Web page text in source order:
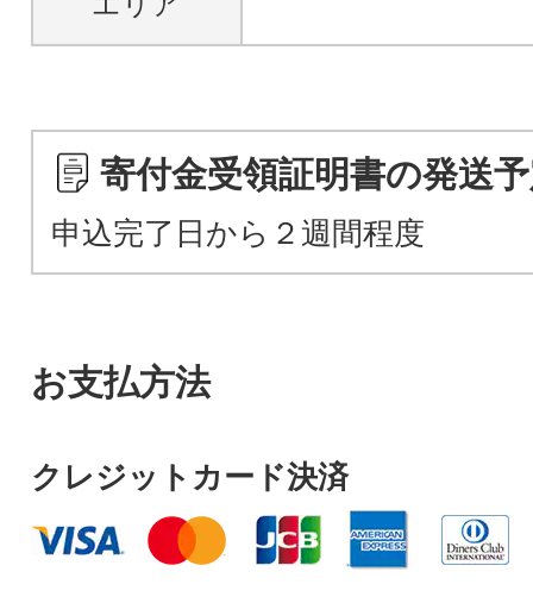
寄付金受領証明書の発送
申込完了日から２週間程度
お支払方法
クレジットカード決済